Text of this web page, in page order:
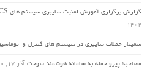
گزارش برگزاری آموزش امنیت سایبری سیستم های DCS و PLC صنعت پتروشیمی
۱۴۰۲
سمینار حملات سایبری در سیستم های کنترل و
مصاحبه پیرو حمله به سامانه هوشمند سوخت آذر ۱۷, ۱۴۰۰